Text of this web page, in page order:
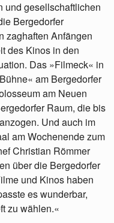
und gesellschaftlichen
Bergedorfer
zaghaften Anfängen
des Kinos in den
Das »Filmeck« in
am Bergedorfer
am Neuen
Raum, die bis
Und auch im
am Wochenende zum
Christian Römmer
über die Bergedorfer
und Kinos haben
es wunderbar,
zu wählen.«